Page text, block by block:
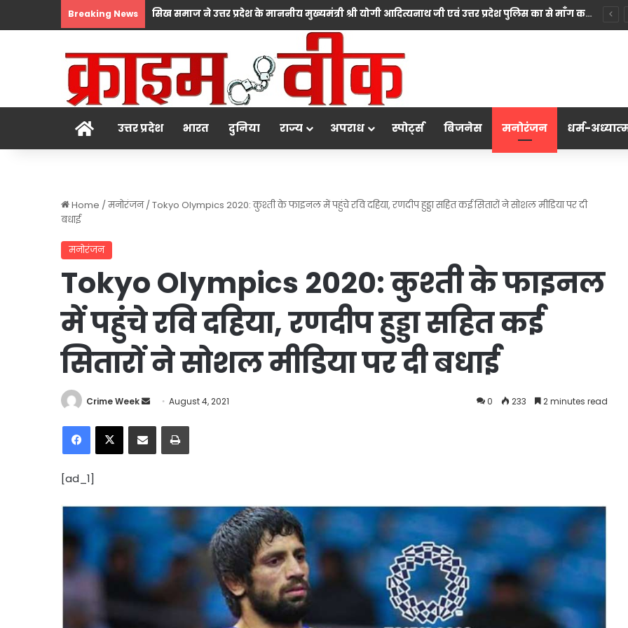
Breaking News *10 महीने की बच्ची की मां पंखुड़ी श्रीवास्तव बनीं Mrs. मिसेज़ वर्ल्ड इंटरनेशनल 2026 की फर्स्ट रनर-अप, मां बनना सपनों का अंत नहीं शुरुआत है का दिया संदेश*
होम उत्तर प्रदेश भारत दुनिया राज्य अपराध स्पोर्ट्स बिजनेस मनोरंजन धर्म-
Home /मनोरंजन /Tokyo Olympics 2020: कुश्ती के फाइनल में पहुंचे रवि दहिया, रणदीप हुड्डा सहित कई सितारों ने सोशल मीडिया पर दी
बधाई
मनोरंजन
Tokyo Olympics 2020: कुश्ती के फाइनल
में पहुंचे रवि दहिया, रणदीप हुड्डा सहित कई
सितारों ने सोशल मीडिया पर दी बधाई
Crime Week
Send
email
August 4, 2021 0 233 2 minutes read
Facebook
X Share via Email Print
[ad_1]